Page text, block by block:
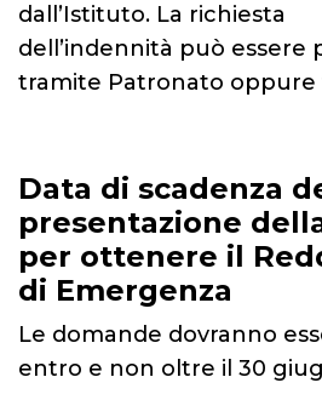
dall’Istituto. La richiesta
dell’indennità può essere
tramite Patronato oppure
Data di scadenza
presentazione
per ottenere il
di Emergenza
Le domande dovranno
entro e non oltre il 30